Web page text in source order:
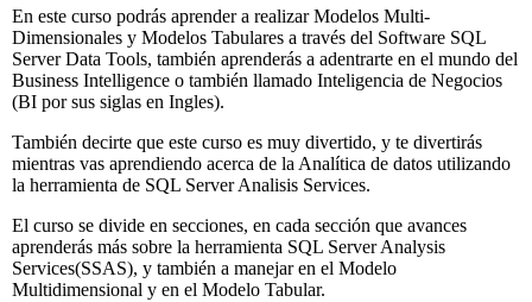
En este curso podrás aprender a realizar Modelos Multi-
Dimensionales y Modelos Tabulares a través del Software SQL
Server Data Tools, también aprenderás a adentrarte en el mundo del
Business Intelligence o también llamado Inteligencia de Negocios
(BI por sus siglas en Ingles).
También decirte que este curso es muy divertido, y te divertirás
mientras vas aprendiendo acerca de la Analítica de datos utilizando
la herramienta de SQL Server Analisis Services.
El curso se divide en secciones, en cada sección que avances
aprenderás más sobre la herramienta SQL Server Analysis
Services(SSAS), y también a manejar en el Modelo
Multidimensional y en el Modelo Tabular.